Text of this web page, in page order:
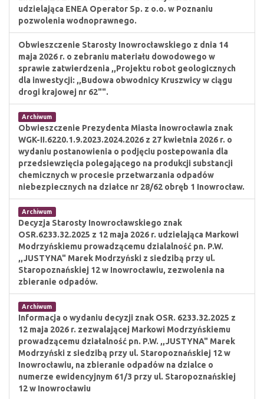
udzielająca ENEA Operator Sp. z o.o. w Poznaniu
pozwolenia wodnoprawnego.
Obwieszczenie Starosty Inowrocławskiego z dnia 14
maja 2026 r. o zebraniu materiału dowodowego w
sprawie zatwierdzenia ,,Projektu robot geologicznych
dla inwestycji: ,,Budowa obwodnicy Kruszwicy w ciągu
drogi krajowej nr 62"".
Archiwum
Obwieszczenie Prezydenta Miasta inowrocławia znak
WGK-II.6220.1.9.2023.2024.2026 z 27 kwietnia 2026 r. o
wydaniu postanowienia o podjęciu postepowania dla
przedsiewzięcia polegającego na produkcji substancji
chemicznych w procesie przetwarzania odpadów
niebezpiecznych na działce nr 28/62 obręb 1 Inowrocław.
Archiwum
Decyzja Starosty Inowrocławskiego znak
OSR.6233.32.2025 z 12 maja 2026 r. udzielająca Markowi
Modrzyńskiemu prowadzącemu dzialalność pn. P.W.
,,JUSTYNA" Marek Modrzyński z siedzibą przy ul.
Staropoznańskiej 12 w Inowrocławiu, zezwolenia na
zbieranie odpadów.
Archiwum
Informacja o wydaniu decyzji znak OSR. 6233.32.2025 z
12 maja 2026 r. zezwalającej Markowi Modrzyńskiemu
prowadzącemu działalność pn. P.W. ,,JUSTYNA" Marek
Modrzyński z siedzibą przy ul. Staropoznańskiej 12 w
Inowrocławiu, na zbieranie odpadów na dzialce o
numerze ewidencyjnym 61/3 przy ul. Staropoznańskiej
12 w Inowrocławiu